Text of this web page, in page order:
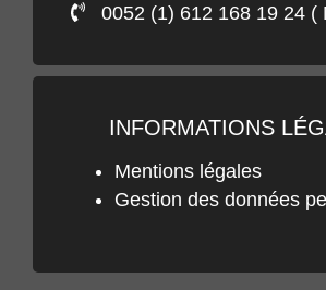
0052 (1) 612 168 19 24 (
INFORMATIONS
Mentions légales
Gestion des données